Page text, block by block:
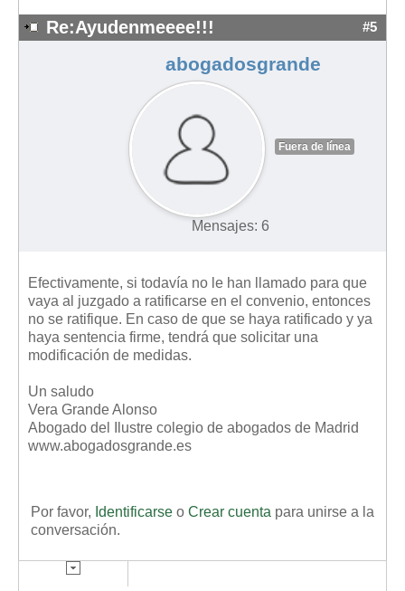
Re:Ayudenmeeee!!! #5
abogadosgrande
Fuera de línea
Mensajes: 6
Efectivamente, si todavía no le han llamado para que
vaya al juzgado a ratificarse en el convenio, entonces
no se ratifique. En caso de que se haya ratificado y ya
haya sentencia firme, tendrá que solicitar una
modificación de medidas.
Un saludo
Vera Grande Alonso
Abogado del Ilustre colegio de abogados de Madrid
www.abogadosgrande.es
Por favor, Identificarse o Crear cuenta para unirse a la
conversación.